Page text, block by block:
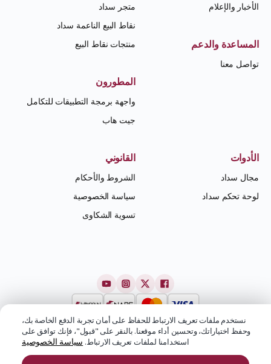
الأخبار والإعلام
المساعدة والدعم
تواصل معنا
متجر سداد
نقاط البيع الناعمة سداد
منتجات نقاط البيع
المطورون
واجهة برمجة التطبيقات للتكامل
جيت هاب
الأدوات
مجال سداد
لوحة تحكم سداد
القانوني
الشروط والأحكام
سياسة الخصوصية
تسوية الشكاوى
نستخدم ملفات تعريف الارتباط للحفاظ على أمان تجربة الدفع الخاصة بك،
وحفظ اختياراتك، وتحسين أداء موقعنا. بالنقر على "قبول"، فإنك توافق على
استخدامنا لملفات تعريف الارتباط. سياسة الخصوصية